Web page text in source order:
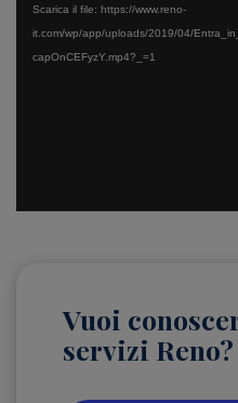
Scarica il file: https://www.reno-
it.com/wp/app/uploads/2019/04/
capOnCEFyzY.mp4?_=1
Vuoi
servizi Reno?